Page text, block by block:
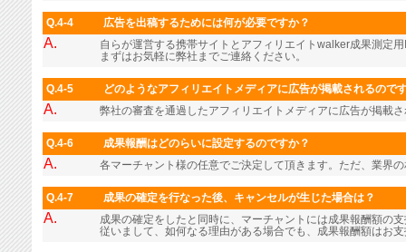
Q.4-4 広告を出稿するためには何が必要ですか？
A.
自らが運営する携帯サイトとアフィリエイトwalker成果測定
まずはお気軽に弊社までご連絡ください。
Q.4-5 どのようなアフィリエイトメディアに広告が掲載されるので
A. 弊社の審査を通過したアフィリエイトメディアに広告が掲載
Q.4-6 成果報酬はどのらいに設定するのですか？
A. 各マーチャント様の任意でご決定して頂きます。ただ、業界
Q.4-7 成果の確定を行なった後、キャンセルが生じた場合は？
A.
成果の確定をしたと同時に、マーチャントには成果報酬額の
従いまして、如何なる理由がある場合でも、成果報酬額はお